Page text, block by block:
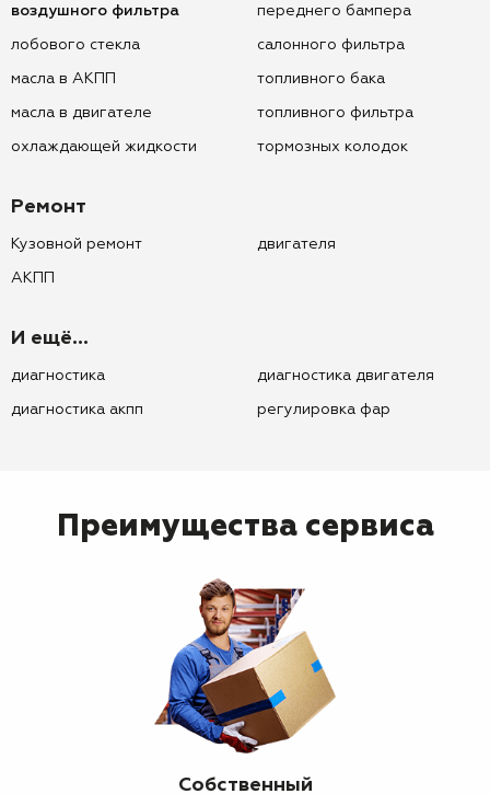
воздушного фильтра
лобового стекла
масла в АКПП
масла в двигателе
охлаждающей жидкости
переднего бампера
салонного фильтра
топливного бака
топливного фильтра
тормозных колодок
Ремонт
Кузовной ремонт
АКПП
двигателя
И ещё...
диагностика
диагностика акпп
диагностика двигателя
регулировка фар
Преимущества сервиса
Собственный